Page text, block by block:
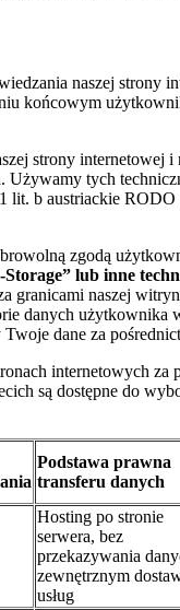
naszej
końcowym
strony
Używamy tych
lit. b austriackie
zgodą
lub inne
granicami naszej
danych
dane za
internetowych
są dostępne do
Podstawa prawna
transferu danych
Hosting po stronie
serwera, bez
przekazywania
zewnętrznym
usług